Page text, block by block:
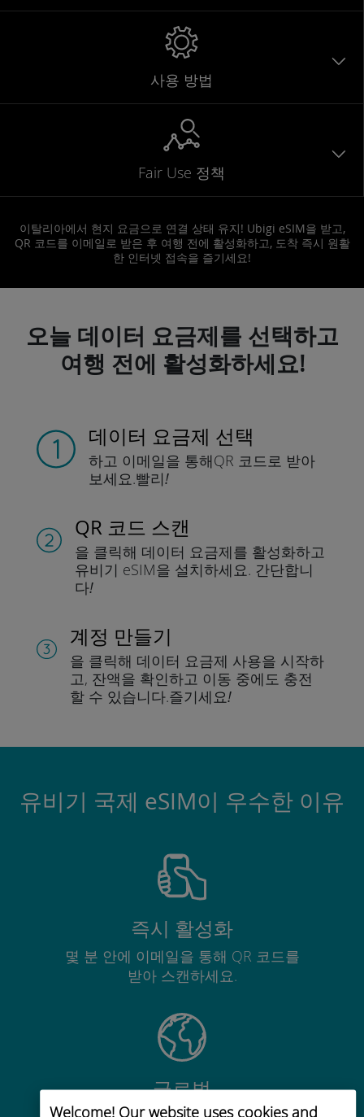
Welcome! Our website uses cookies and
사용 방법
Fair Use 정책
이탈리아에서 현지 요금으로 연결 상태 유지! Ubigi eSIM을 받고,
QR 코드를 이메일로 받은 후 여행 전에 활성화하고, 도착 즉시 원활
한 인터넷 접속을 즐기세요!
오늘 데이터 요금제를 선택하고
여행 전에 활성화하세요!
데이터 요금제 선택
하고 이메일을 통해QR 코드로 받아
보세요.빨리!
QR 코드 스캔
을 클릭해 데이터 요금제를 활성화하고
유비기 eSIM을 설치하세요. 간단합니
다!
계정 만들기
을 클릭해 데이터 요금제 사용을 시작하
고, 잔액을 확인하고 이동 중에도 충전
할 수 있습니다.즐기세요!
유비기 국제 eSIM이 우수한 이유
즉시 활성화
몇 분 안에 이메일을 통해 QR 코드를
받아 스캔하세요.
글로벌